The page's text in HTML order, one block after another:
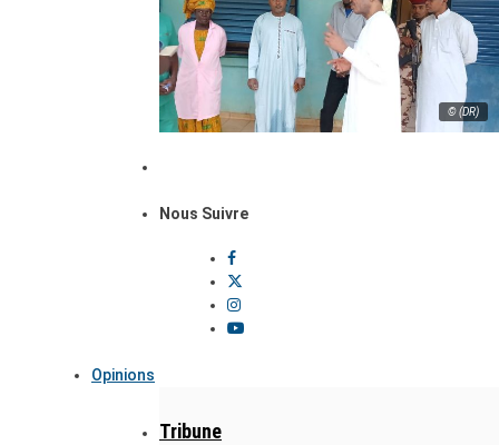
© (DR)
Nous Suivre
Opinions
Tribune